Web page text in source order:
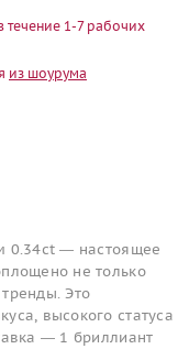
течение 1-7 рабочих
из шоурума
0.34ct — настоящее
не только
Это
высокого статуса
— 1 бриллиант